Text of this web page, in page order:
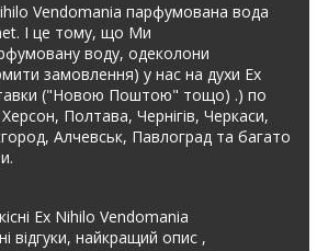
Vendomania парфумована вода
І це тому, що Ми
воду, одеколони
замовлення) у нас на духи Ex
("Новою Поштою" тощо) .) по
Полтава, Чернігів, Черкаси,
Алчевськ, Павлоград та багато
Ex Nihilo Vendomania
відгуки, найкращий опис ,